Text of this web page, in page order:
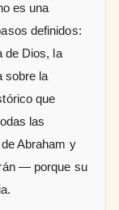
es una
definidos:
de Dios, la
sobre la
que
las
Abraham y
— porque su